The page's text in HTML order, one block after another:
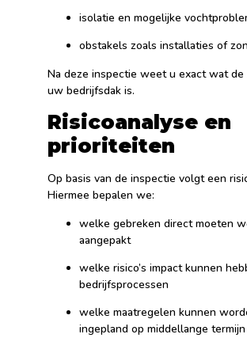
isolatie en mogelijke
obstakels zoals installaties of
Na deze inspectie weet u exact wat de
uw bedrijfsdak is.
Risicoanalyse en
prioriteiten
Op basis van de inspectie volgt een
Hiermee bepalen we:
welke gebreken direct moeten
aangepakt
welke risico’s impact kunnen
bedrijfsprocessen
welke maatregelen kunnen
ingepland op middellange termijn